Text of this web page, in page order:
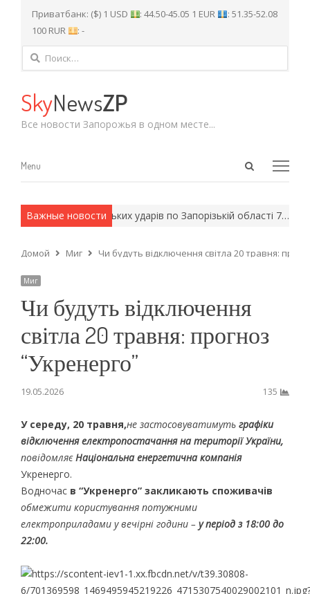
Приватбанк: ($) 1 USD : 44.50-45.05 1 EUR
: 51.35-52.08
100 RUR
: -
Найти:
SkyNewsZP
Все новости Запорожья в одном месте...
Open
Menu
Menu
Важные новости
наслідки російських ударів по Запорізькій області 7…
Домой Миг Чи будуть відключення світла 20 травня:
Миг
Чи будуть відключення
світла 20 травня: прогноз
“Укренерго”
19.05.2026 135
У середу, 20 травня,не застосовуватимутьграфіки
відключення електропостачання на території України,
повідомляєНаціональна енергетична компанія
Укренерго.
Водночасв “Укренерго” закликають споживачів
обмежити користування потужними
електроприладами у вечірні години – у період з 18:00 до
22:00.